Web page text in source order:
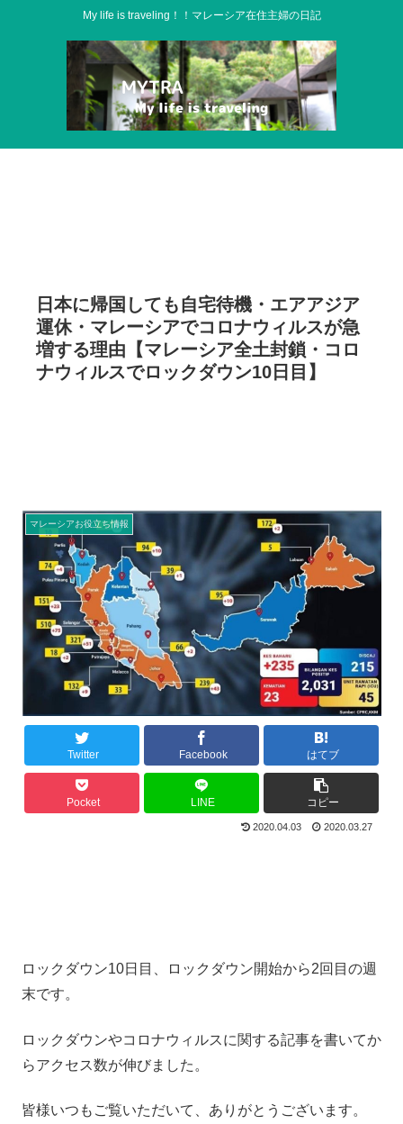
My life is traveling！！マレーシア在住主婦の日記
日本に帰国しても自宅待機・エアアジア
運休・マレーシアでコロナウィルスが急
増する理由【マレーシア全土封鎖・コロ
ナウィルスでロックダウン10日目】
マレーシアお役立ち情報
Twitter Facebook はてブ
Pocket LINE コピー
2020.04.03 2020.03.27
ロックダウン10日目、ロックダウン開始から2回目の週
末です。
ロックダウンやコロナウィルスに関する記事を書いてか
らアクセス数が伸びました。
皆様いつもご覧いただいて、ありがとうございます。